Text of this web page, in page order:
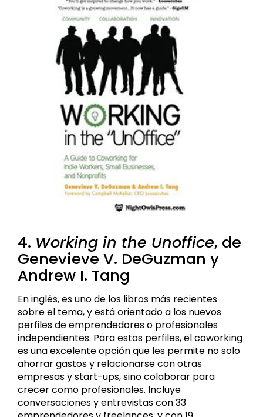
4. Working in the Unoffice, de
Genevieve V. DeGuzman y
Andrew I. Tang
En inglés, es uno de los libros más recientes
sobre el tema, y está orientado a los nuevos
perfiles de emprendedores o profesionales
independientes. Para estos perfiles, el coworking
es una excelente opción que les permite no solo
ahorrar gastos y relacionarse con otras
empresas y start-ups, sino colaborar para
crecer como profesionales. Incluye
conversaciones y entrevistas con 33